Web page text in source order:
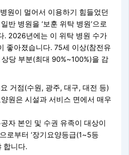
원이 멀어서 이용하기 힘들었던
반 병원을 ‘보훈 위탁 병원’으로
. 2026년에는 이 위탁 병원 수가
좋아졌습니다. 75세 이상(참전유
당 부분(최대 90%~100%)을 감
거점(수원, 광주, 대구, 대전 등)
원은 시설과 서비스 면에서 매우
자 본인 및 수권 유족이 대상이
로부터 ‘장기요양등급(1~5등
합니다.